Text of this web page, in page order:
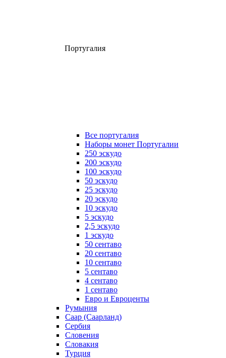
Португалия
Все португалия
Наборы монет Португалии
250 эскудо
200 эскудо
100 эскудо
50 эскудо
25 эскудо
20 эскудо
10 эскудо
5 эскудо
2,5 эскудо
1 эскудо
50 сентаво
20 сентаво
10 сентаво
5 сентаво
4 сентаво
1 сентаво
Евро и Евроценты
Румыния
Саар (Саарланд)
Сербия
Словения
Словакия
Турция